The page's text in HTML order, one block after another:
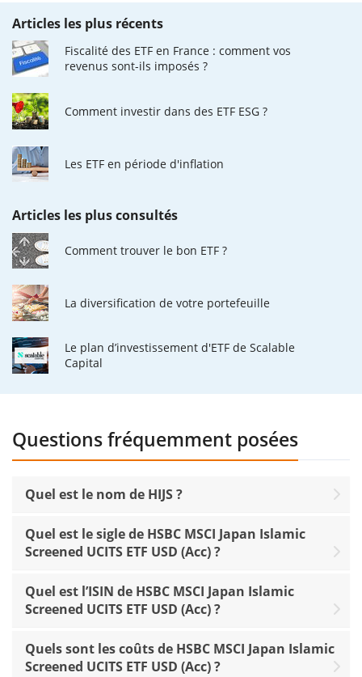
Articles les plus récents
Fiscalité des ETF en France : comment vos
revenus sont-ils imposés ?
Comment investir dans des ETF ESG ?
Les ETF en période d'inflation
Articles les plus consultés
Comment trouver le bon ETF ?
La diversification de votre portefeuille
Le plan d’investissement d'ETF de Scalable
Capital
Questions fréquemment posées
Quel est le nom de HIJS ?
Quel est le sigle de HSBC MSCI Japan Islamic
Screened UCITS ETF USD (Acc) ?
Quel est l’ISIN de HSBC MSCI Japan Islamic
Screened UCITS ETF USD (Acc) ?
Quels sont les coûts de HSBC MSCI Japan Islamic
Screened UCITS ETF USD (Acc) ?